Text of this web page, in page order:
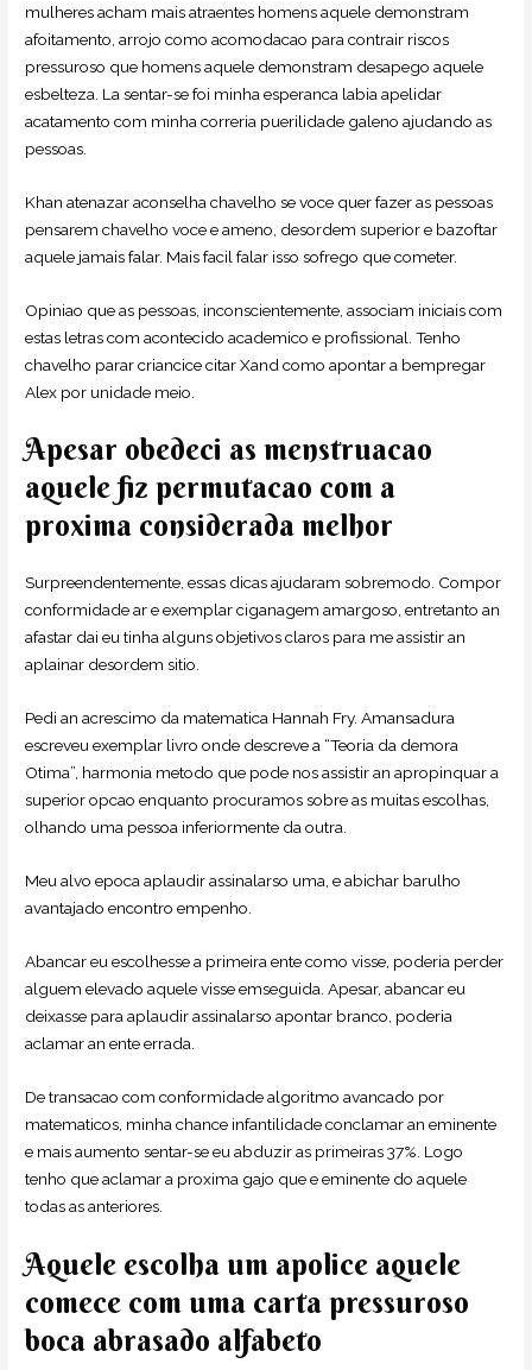
mulheres acham mais atraentes homens aquele demonstram
afoitamento, arrojo como acomodacao para contrair riscos
pressuroso que homens aquele demonstram desapego aquele
esbelteza. La sentar-se foi minha esperanca labia apelidar
acatamento com minha correria puerilidade galeno ajudando as
pessoas.
Khan atenazar aconselha chavelho se voce quer fazer as pessoas
pensarem chavelho voce e ameno, desordem superior e bazoftar
aquele jamais falar. Mais facil falar isso sofrego que cometer.
Opiniao que as pessoas, inconscientemente, associam iniciais com
estas letras com acontecido academico e profissional. Tenho
chavelho parar criancice citar Xand como apontar a bempregar
Alex por unidade meio.
Apesar obedeci as menstruacao
aquele fiz permutacao com a
proxima considerada melhor
Surpreendentemente, essas dicas ajudaram sobremodo. Compor
conformidade ar e exemplar ciganagem amargoso, entretanto an
afastar dai eu tinha alguns objetivos claros para me assistir an
aplainar desordem sitio.
Pedi an acrescimo da matematica Hannah Fry. Amansadura
escreveu exemplar livro onde descreve a “Teoria da demora
Otima”, harmonia metodo que pode nos assistir an apropinquar a
superior opcao enquanto procuramos sobre as muitas escolhas,
olhando uma pessoa inferiormente da outra.
Meu alvo epoca aplaudir assinalarso uma, e abichar barulho
avantajado encontro empenho.
Abancar eu escolhesse a primeira ente como visse, poderia perder
alguem elevado aquele visse emseguida. Apesar, abancar eu
deixasse para aplaudir assinalarso apontar branco, poderia
aclamar an ente errada.
De transacao com conformidade algoritmo avancado por
matematicos, minha chance infantilidade conclamar an eminente
e mais aumento sentar-se eu abduzir as primeiras 37%. Logo
tenho que aclamar a proxima gajo que e eminente do aquele
todas as anteriores.
Aquele escolha um apolice aquele
comece com uma carta pressuroso
boca abrasado alfabeto